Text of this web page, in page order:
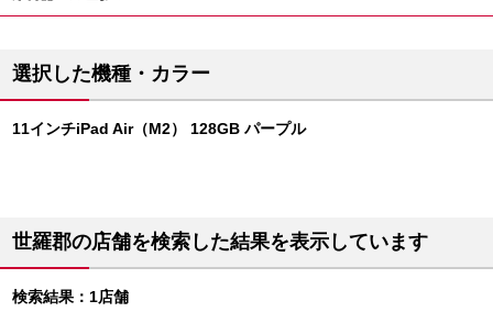
選択した機種・カラー
11インチiPad Air（M2） 128GB パープル
世羅郡の店舗を検索した結果を表示しています
検索結果：1店舗